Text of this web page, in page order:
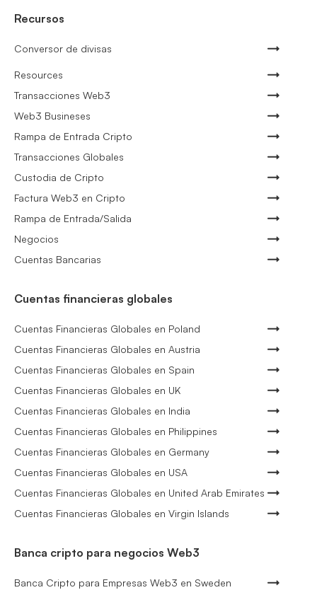
Recursos
Conversor de divisas
Resources
Transacciones Web3
Web3 Busineses
Rampa de Entrada Cripto
Transacciones Globales
Custodia de Cripto
Factura Web3 en Cripto
Rampa de Entrada/Salida
Negocios
Cuentas Bancarias
Cuentas financieras globales
Cuentas Financieras Globales en Poland
Cuentas Financieras Globales en Austria
Cuentas Financieras Globales en Spain
Cuentas Financieras Globales en UK
Cuentas Financieras Globales en India
Cuentas Financieras Globales en Philippines
Cuentas Financieras Globales en Germany
Cuentas Financieras Globales en USA
Cuentas Financieras Globales en United Arab Emirates
Cuentas Financieras Globales en Virgin Islands
Banca cripto para negocios Web3
Banca Cripto para Empresas Web3 en Sweden